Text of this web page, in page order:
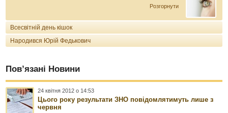
Розгорнути
Всесвітній день кішок
Народився Юрій Федькович
Пов’язані Новини
24 квітня 2012 о 14:53
Цього року результати ЗНО повідомлятимуть лише з
червня